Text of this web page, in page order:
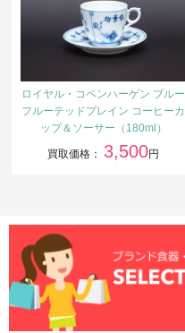
ロイヤル・コペンハーゲン ブルー
フルーテッドプレイン コーヒーカ
ップ＆ソーサー（180ml）
買取価格： 3,500円